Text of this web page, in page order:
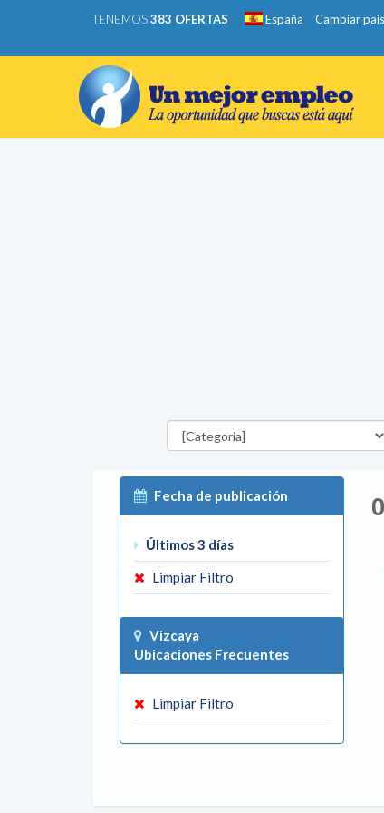
TENEMOS383 OFERTAS España Cambiar país
Categorías
Fecha de publicación
Últimos 3 días
Limpiar Filtro
Vizcaya
Ubicaciones Frecuentes
Limpiar Filtro